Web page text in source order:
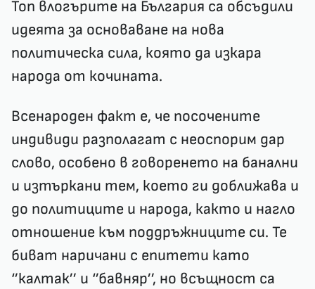
Топ влогърите на България са обсъдили
идеята за основаване на нова
политическа сила, която да изкара
народа от кочината.
Всенароден факт е, че посочените
индивиди разполагат с неоспорим дар
слово, особено в говоренето на банални
и изтъркани тем, което ги доближава и
до политиците и народа, както и нагло
отношение към поддръжниците си. Те
биват наричани с епитети като
‘’калтак’’ и ‘’бавняр’’, но всъщност са